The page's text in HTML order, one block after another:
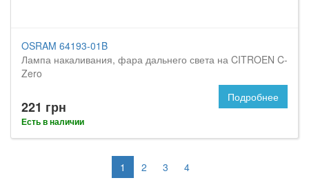
OSRAM 64193-01B
Лампа накаливания, фара дальнего света на CITROEN C-
Zero
221 грн
Есть в наличии
Подробнее
1 2 3 4